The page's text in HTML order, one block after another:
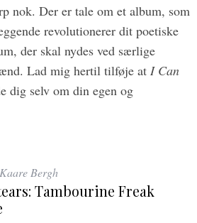
nok. Der er tale om et album, som
revolutionerer dit poetiske
der skal nydes ved særlige
Lad mig hertil tilføje at I Can
dig selv om din egen og
Bergh
Tambourine Freak